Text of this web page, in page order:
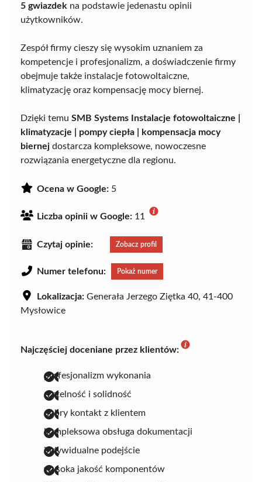
5 gwiazdek na podstawie jedenastu opinii
użytkowników.
Zespół firmy cieszy się wysokim uznaniem za
kompetencje i profesjonalizm, a doświadczenie firmy
obejmuje także instalacje fotowoltaiczne,
klimatyzację oraz kompensację mocy biernej.
Dzięki temu SMB Systems Instalacje fotowoltaiczne |
klimatyzacje | pompy ciepła | kompensacja mocy
biernej dostarcza kompleksowe, nowoczesne
rozwiązania energetyczne dla regionu.
Ocena w Google: 5
Liczba opinii w Google: 11
Czytaj opinie: Zobacz profil
Numer telefonu: Pokaż numer
Lokalizacja: Generała Jerzego Ziętka 40, 41-400
Mysłowice
Najczęściej doceniane przez klientów:
profesjonalizm wykonania
rzetelność i solidność
dobry kontakt z klientem
kompleksowa obsługa dokumentacji
indywidualne podejście
wysoka jakość komponentów